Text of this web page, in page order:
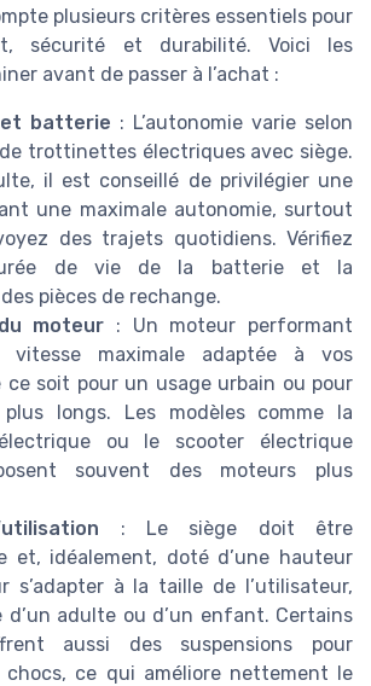
plusieurs critères essentiels pour
sécurité et durabilité. Voici les
avant de passer à l’achat :
batterie : L’autonomie varie selon
trottinettes électriques avec siège.
il est conseillé de privilégier une
une maximale autonomie, surtout
des trajets quotidiens. Vérifiez
de vie de la batterie et la
pièces de rechange.
moteur : Un moteur performant
vitesse maximale adaptée à vos
ce soit pour un usage urbain ou pour
longs. Les modèles comme la
ou le scooter électrique
souvent des moteurs plus
: Le siège doit être
et, idéalement, doté d’une hauteur
s’adapter à la taille de l’utilisateur,
d’un adulte ou d’un enfant. Certains
aussi des suspensions pour
chocs, ce qui améliore nettement le